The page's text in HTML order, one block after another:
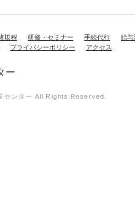
規程 研修・セミナー 手続代行
給与
プライバシーポリシー アクセス
センター All Rights Reserved.